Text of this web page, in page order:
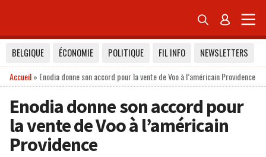
 
BELGIQUE ÉCONOMIE POLITIQUE FIL INFO
NEWSLETTERS
Accueil» Enodia donne son accord pour la vente de Voo à l’américain Providence
Enodia donne son accord pour
la vente de Voo à l’américain
Providence